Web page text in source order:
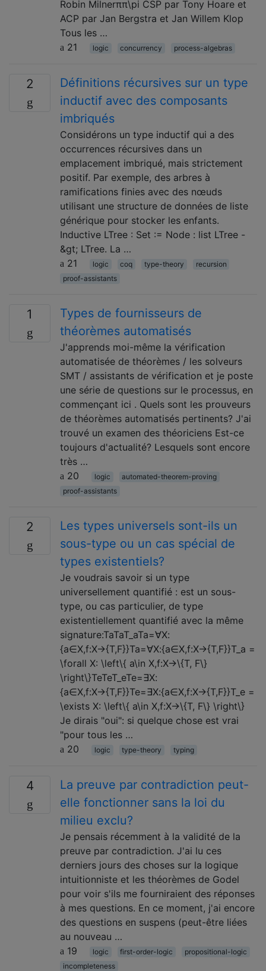
Robin Milnerππ\pi CSP par Tony Hoare et
ACP par Jan Bergstra et Jan Willem Klop
Tous les …
21
logic concurrency process-algebras
2
Définitions récursives sur un type
inductif avec des composants
imbriqués
Considérons un type inductif qui a des
occurrences récursives dans un
emplacement imbriqué, mais strictement
positif. Par exemple, des arbres à
ramifications finies avec des nœuds
utilisant une structure de données de liste
générique pour stocker les enfants.
Inductive LTree : Set := Node : list LTree -
&gt; LTree. La …
21
logic coq type-theory
recursion
proof-assistants
1
Types de fournisseurs de
théorèmes automatisés
J'apprends moi-même la vérification
automatisée de théorèmes / les solveurs
SMT / assistants de vérification et je poste
une série de questions sur le processus, en
commençant ici . Quels sont les prouveurs
de théorèmes automatisés pertinents? J'ai
trouvé un examen des théoriciens Est-ce
toujours d'actualité? Lesquels sont encore
très …
20
logic
automated-theorem-proving
proof-assistants
2
Les types universels sont-ils un
sous-type ou un cas spécial de
types existentiels?
Je voudrais savoir si un type
universellement quantifié : est un sous-
type, ou cas particulier, de type
existentiellement quantifié avec la même
signature:TaTaT_aTa=∀X:
{a∈X,f:X→{T,F}}Ta=∀X:{a∈X,f:X→{T,F}}T_a =
\forall X: \left\{ a\in X,f:X→\{T, F\}
\right\}TeTeT_eTe=∃X:
{a∈X,f:X→{T,F}}Te=∃X:{a∈X,f:X→{T,F}}T_e =
\exists X: \left\{ a\in X,f:X→\{T, F\} \right\}
Je dirais "oui": si quelque chose est vrai
"pour tous les …
20
logic type-theory typing
4
La preuve par contradiction peut-
elle fonctionner sans la loi du
milieu exclu?
Je pensais récemment à la validité de la
preuve par contradiction. J'ai lu ces
derniers jours des choses sur la logique
intuitionniste et les théorèmes de Godel
pour voir s'ils me fourniraient des réponses
à mes questions. En ce moment, j'ai encore
des questions en suspens (peut-être liées
au nouveau …
19
logic first-order-logic
propositional-logic
incompleteness